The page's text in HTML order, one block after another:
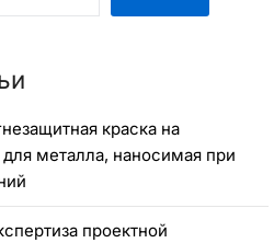
краска на
металла, наносимая при
проектной